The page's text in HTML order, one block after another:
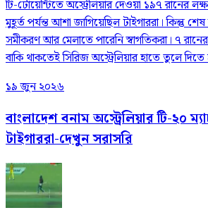
টি-টোয়েন্টিতে অস্ট্রেলিয়ার দেওয়া ১৯৭ রানের
মুহূর্ত পর্যন্ত আশা জাগিয়েছিল টাইগাররা। কিন্তু
সমীকরণ আর মেলাতে পারেনি স্বাগতিকরা। ৭
বাকি থাকতেই সিরিজ অস্ট্রেলিয়ার হাতে তুলে
১৯ জুন ২০২৬
বাংলাদেশ বনাম অস্ট্রেলিয়ার টি-২০
টাইগাররা-দেখুন সরাসরি